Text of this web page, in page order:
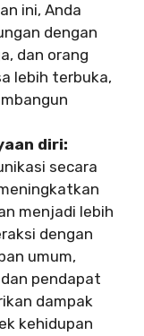
ini, Anda
dengan
dan orang
lebih terbuka,
diri:
secara
menjadi lebih
dengan
umum,
pendapat
dampak
kehidupan